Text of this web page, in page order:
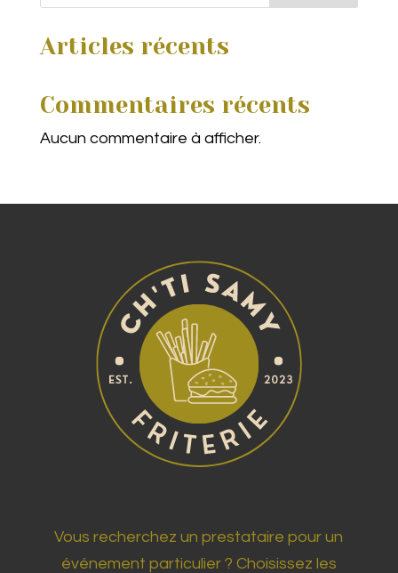
Articles récents
Commentaires récents
Aucun commentaire à afficher.
Vous recherchez un prestataire pour un
événement particulier ? Choisissez les